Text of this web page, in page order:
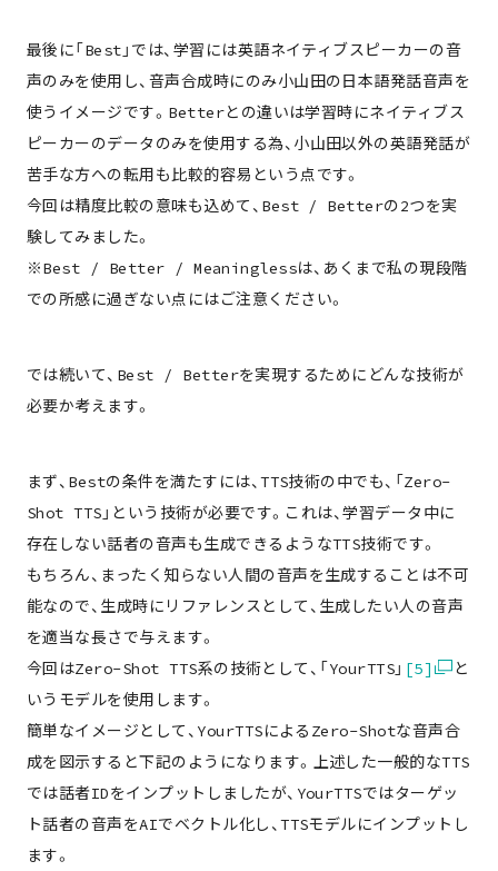
最後に「Best」では、学習には英語ネイティブスピーカーの音
声のみを使用し、音声合成時にのみ小山田の日本語発話音声を
使うイメージです。Betterとの違いは学習時にネイティブス
ピーカーのデータのみを使用する為、小山田以外の英語発話が
苦手な方への転用も比較的容易という点です。
今回は精度比較の意味も込めて、Best / Betterの2つを実
験してみました。
※Best / Better / Meaninglessは、あくまで私の現段階
での所感に過ぎない点にはご注意ください。
では続いて、Best / Betterを実現するためにどんな技術が
必要か考えます。
まず、Bestの条件を満たすには、TTS技術の中でも、「Zero-
Shot TTS」という技術が必要です。これは、学習データ中に
存在しない話者の音声も生成できるようなTTS技術です。
もちろん、まったく知らない人間の音声を生成することは不可
能なので、生成時にリファレンスとして、生成したい人の音声
を適当な長さで与えます。
今回はZero-Shot TTS系の技術として、「YourTTS」 [5]
と
いうモデルを使用します。
簡単なイメージとして、YourTTSによるZero-Shotな音声合
成を図示すると下記のようになります。上述した一般的なTTS
では話者IDをインプットしましたが、YourTTSではターゲッ
ト話者の音声をAIでベクトル化し、TTSモデルにインプットし
ます。